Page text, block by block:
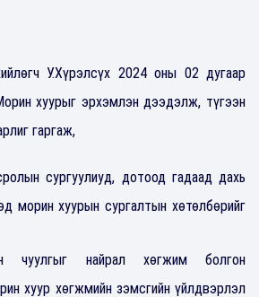
У.Хүрэлсүх 2024 оны 02 дугаар
хуурыг эрхэмлэн дээдэлж, түгээн
гаргаж,
сургуулиуд, дотоод гадаад дахь
морин хуурын сургалтын хөтөлбөрийг
чуулгыг найрал хөгжим болгон
хуур хөгжмийн зэмсгийн үйлдвэрлэл